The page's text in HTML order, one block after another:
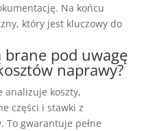
Na końcu
który jest kluczowy do
brane pod uwagę
naprawy?
analizuje koszty,
części i stawki z
To gwarantuje pełne